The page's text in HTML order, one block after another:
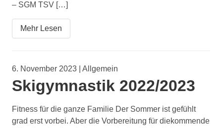
– SGM TSV […]
Mehr Lesen
6. November 2023 | Allgemein
Skigymnastik 2022/2023
Fitness für die ganze Familie Der Sommer ist gefühlt
grad erst vorbei. Aber die Vorbereitung für diekommende